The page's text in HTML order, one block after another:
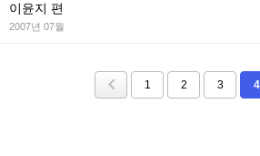
이윤지 편
2007년 07월
1 2 3 4